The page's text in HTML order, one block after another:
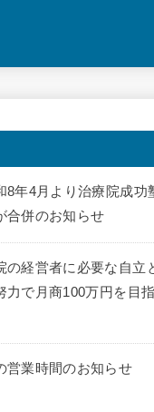
8年4月より治療院成功
合併のお知らせ
の経営者に必要な自立
力で月商100万円を目
営業時間のお知らせ